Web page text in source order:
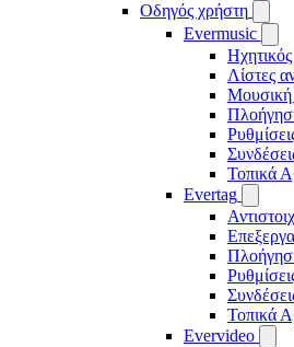
Οδηγός χρήστη
Evermusic
Λίστες
Μουσική
Τοπικά
Evertag
Τοπικά
Evervideo